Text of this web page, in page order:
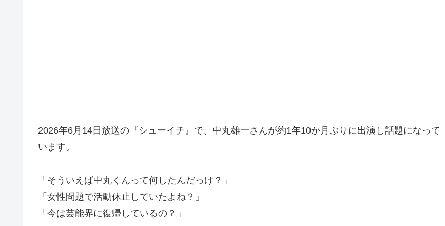
2026年6月14日放送の『シューイチ』で、中丸雄一さんが約1年10か月ぶりに出演し話題になって
います。
「そういえば中丸くんって何したんだっけ？」
「女性問題で活動休止していたよね？」
「今は芸能界に復帰しているの？」